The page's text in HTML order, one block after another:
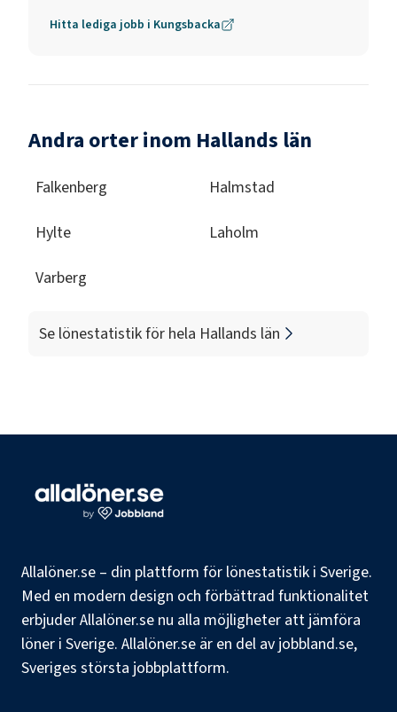
Hitta lediga jobb i Kungsbacka
Andra orter inom Hallands län
Falkenberg Halmstad
Hylte Laholm
Varberg
Se lönestatistik för hela Hallands län
Allalöner.se – din plattform för lönestatistik i Sverige.
Med en modern design och förbättrad funktionalitet
erbjuder Allalöner.se nu alla möjligheter att jämföra
löner i Sverige. Allalöner.se är en del av jobbland.se,
Sveriges största jobbplattform.